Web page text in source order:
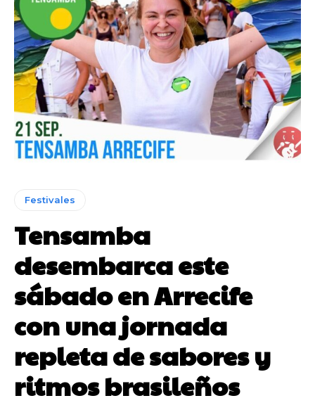
Festivales
Tensamba
desembarca este
sábado en Arrecife
con una jornada
repleta de sabores y
ritmos brasileños